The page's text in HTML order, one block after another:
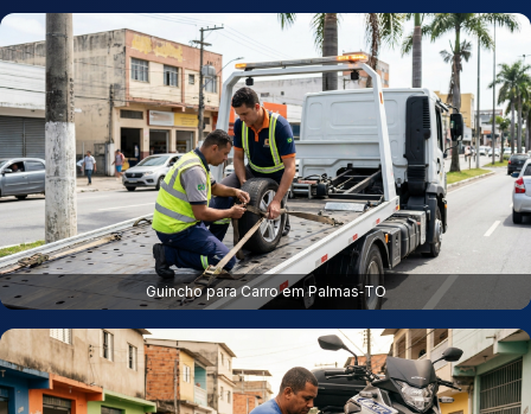
Guincho para Carro em Palmas‑TO